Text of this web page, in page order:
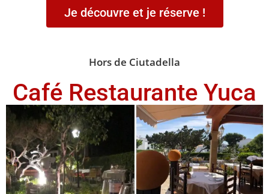
Je découvre et je réserve !
Hors de Ciutadella
Café Restaurante Yuca